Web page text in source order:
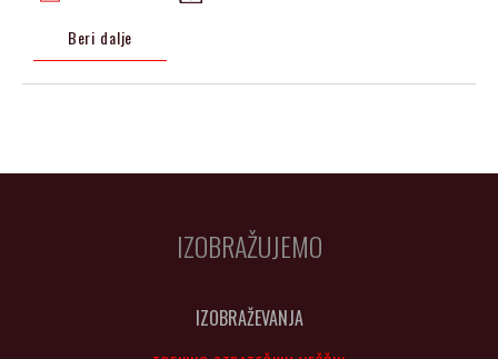
Beri dalje
IZOBRAŽUJEMO
IZOBRAŽEVANJA